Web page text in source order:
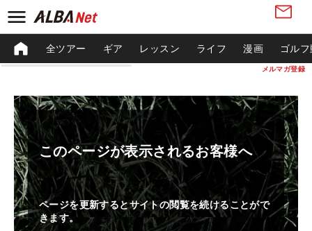
メルマガ登録
全ツアー ギア レッスン ライフ 漫画 ゴル
このページが表示されるお客様へ
ページを更新するとサイトの閲覧を続けることがで
きます。